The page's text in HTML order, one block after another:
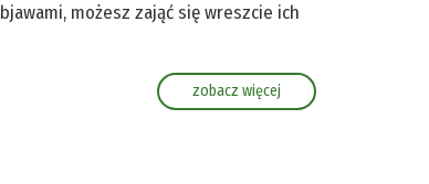
możesz zająć się wreszcie ich
zobacz więcej